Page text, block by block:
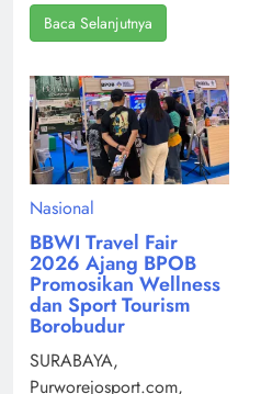
Baca Selanjutnya
Nasional
BBWI Travel Fair
2026 Ajang BPOB
Promosikan Wellness
dan Sport Tourism
Borobudur
SURABAYA,
Purworejosport.com,